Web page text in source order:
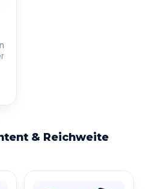
& Reichweite